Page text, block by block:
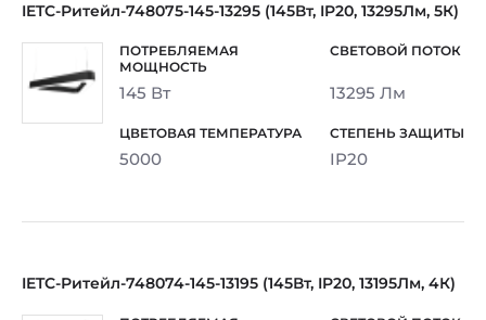
IETC-Ритейл-748075-145-13295 (145Вт, IP20, 13295Лм, 5К)
145 Вт 13295 Лм
5000 IP20
IETC-Ритейл-748074-145-13195 (145Вт, IP20, 13195Лм, 4К)